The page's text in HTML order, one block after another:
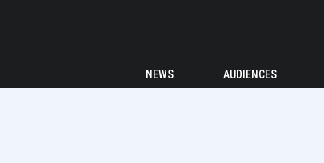
NEWS AUDIENCES